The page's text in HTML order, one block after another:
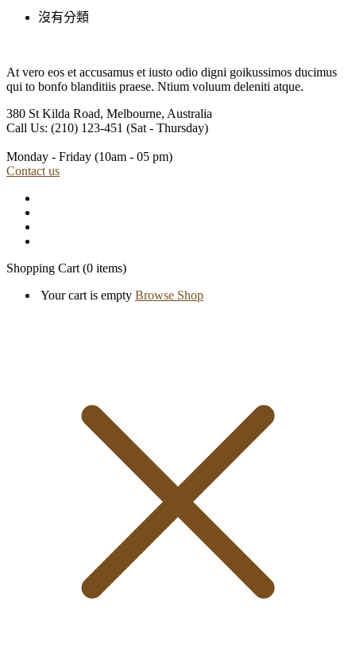
沒有分類
At vero eos et accusamus et iusto odio digni goikussimos ducimus
qui to bonfo blanditiis praese. Ntium voluum deleniti atque.
380 St Kilda Road, Melbourne, Australia
Call Us: (210) 123-451 (Sat - Thursday)
Monday - Friday (10am - 05 pm)
Contact us
Shopping Cart (0 items)
Your cart is empty Browse Shop